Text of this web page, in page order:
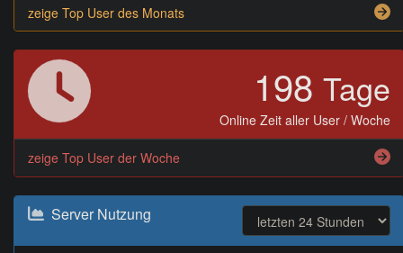
zeige Top User des Monats
198 Tage
Online Zeit aller User / Woche
zeige Top User der Woche
Server Nutzung